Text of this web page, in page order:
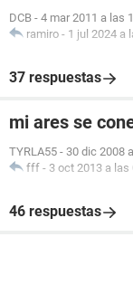
DCB - 4 mar 2011 a las
ramiro - 1 jul 2024 a
37 respuestas
mi ares se
TYRLA55 - 30 dic 2008
fff - 3 oct 2013 a las
46 respuestas